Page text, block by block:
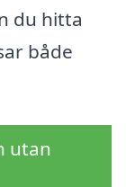
du hitta
både
utan